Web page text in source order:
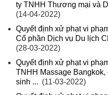
ty TNHH Thương mại và
(14-04-2022)
Quyết định xử phạt vi
Cổ phần Dịch vụ Du lịch
(28-03-2022)
Quyết định xử phạt vi
TNHH Massage
sinh ... (11-03-2022)